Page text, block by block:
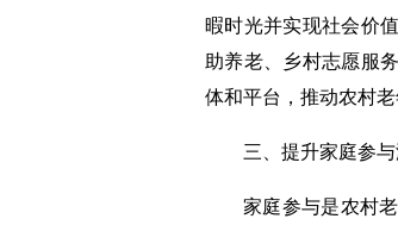
暇时光并实现社会价
助养老、乡村志愿服
体和平台，推动农村
三、提升家庭参
家庭参与是农村